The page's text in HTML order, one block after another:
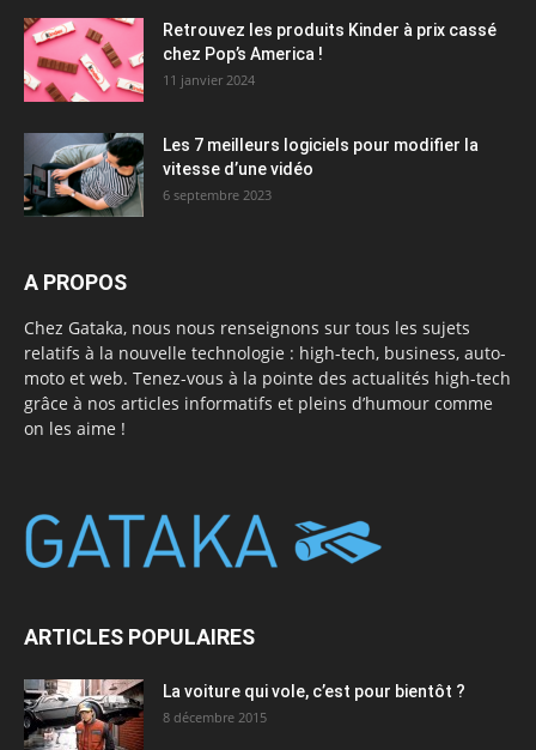
Retrouvez les produits Kinder à prix cassé
chez Pop’s America !
11 janvier 2024
Les 7 meilleurs logiciels pour modifier la
vitesse d’une vidéo
6 septembre 2023
A PROPOS
Chez Gataka, nous nous renseignons sur tous les sujets
relatifs à la nouvelle technologie : high-tech, business, auto-
moto et web. Tenez-vous à la pointe des actualités high-tech
grâce à nos articles informatifs et pleins d’humour comme
on les aime !
ARTICLES POPULAIRES
La voiture qui vole, c’est pour bientôt ?
8 décembre 2015